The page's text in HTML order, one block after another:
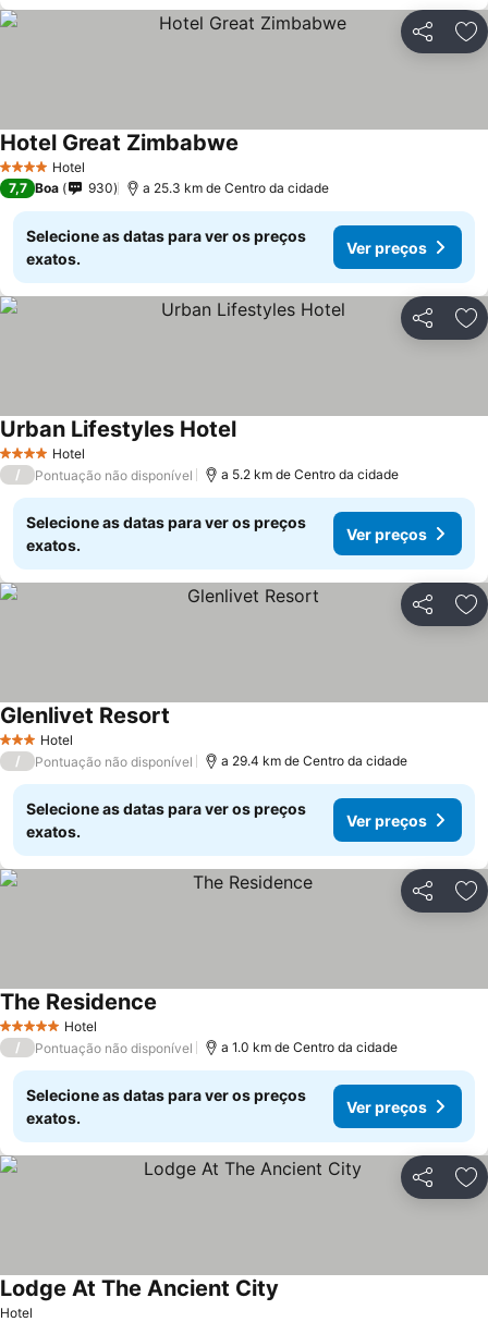
Partilhar
4 EstrelasHotel
Hotel Great Zimbabwe
7,7 Boa 930 a 25.3 km de Centro da cidade
Selecione as datas para ver os preços
exatos.
Ver preços
Partilhar
4 EstrelasHotel
Urban Lifestyles HotelVer preços
/ Pontuação não disponível a 5.2 km de Centro da cidade
Selecione as datas para ver os preços
exatos.
Ver preços
Partilhar
3 EstrelasHotel
Glenlivet Resort
/ Pontuação não disponível a 29.4 km de Centro da cidade
Selecione as datas para ver os preços
exatos.
Ver preços
Partilhar
5 Estrelas Hotel
The Residence
/ Pontuação não disponível a 1.0 km de Centro da cidade
Selecione as datas para ver os preços
exatos.
Ver preços
Partilhar
Hotel
Lodge At The Ancient City